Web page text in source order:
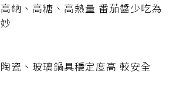
高納、高糖、高熱量 番茄醬少吃為
妙
陶瓷、玻璃鍋具穩定度高 較安全